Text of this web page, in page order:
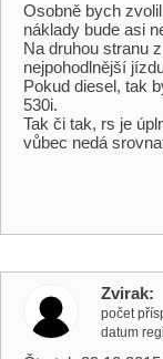
Osobně bych
náklady bude asi
Na druhou stranu
nejpohodlnější
Pokud diesel, tak
530i.
Tak či tak, rs je
vůbec nedá
Zvirak
počet
datum